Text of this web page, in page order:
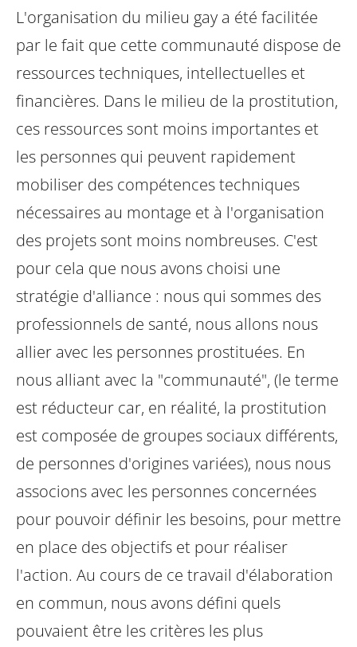
L'organisation du milieu gay a été facilitée
par le fait que cette communauté dispose de
ressources techniques, intellectuelles et
financières. Dans le milieu de la prostitution,
ces ressources sont moins importantes et
les personnes qui peuvent rapidement
mobiliser des compétences techniques
nécessaires au montage et à l'organisation
des projets sont moins nombreuses. C'est
pour cela que nous avons choisi une
stratégie d'alliance : nous qui sommes des
professionnels de santé, nous allons nous
allier avec les personnes prostituées. En
nous alliant avec la "communauté", (le terme
est réducteur car, en réalité, la prostitution
est composée de groupes sociaux différents,
de personnes d'origines variées), nous nous
associons avec les personnes concernées
pour pouvoir définir les besoins, pour mettre
en place des objectifs et pour réaliser
l'action. Au cours de ce travail d'élaboration
en commun, nous avons défini quels
pouvaient être les critères les plus